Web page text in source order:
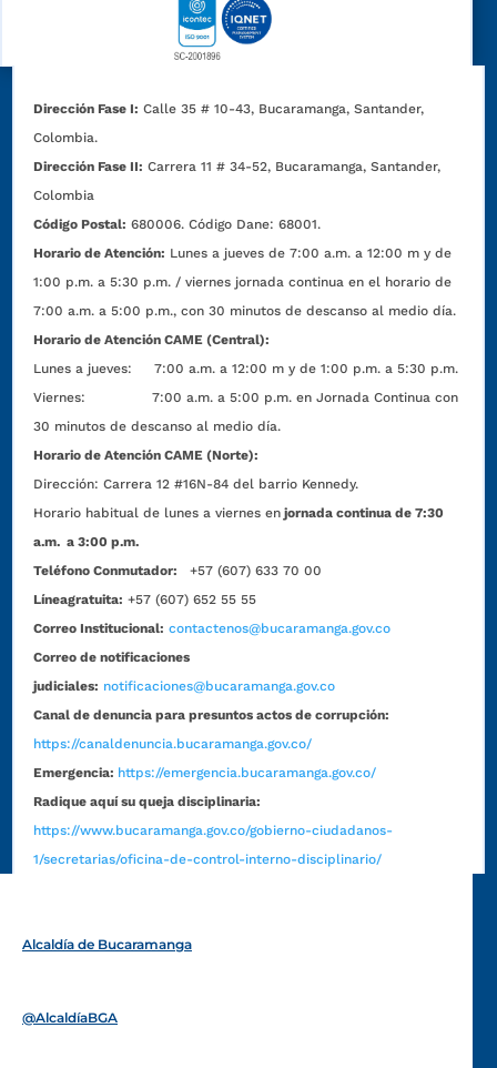
Dirección Fase I: Calle 35 # 10-43, Bucaramanga, Santander,
Colombia.
Dirección Fase II: Carrera 11 # 34-52, Bucaramanga, Santander,
Colombia
Código Postal: 680006. Código Dane: 68001.
Horario de Atención: Lunes a jueves de 7:00 a.m. a 12:00 m y de
1:00 p.m. a 5:30 p.m. / viernes jornada continua en el horario de
7:00 a.m. a 5:00 p.m., con 30 minutos de descanso al medio día.
Horario de Atención CAME (Central):
Lunes a jueves: 7:00 a.m. a 12:00 m y de 1:00 p.m. a 5:30 p.m.
Viernes: 7:00 a.m. a 5:00 p.m. en Jornada Continua con
30 minutos de descanso al medio día.
Horario de Atención CAME (Norte):
Dirección:Carrera 12 #16N-84 del barrio Kennedy.
Horario habitual de lunes a viernes en jornada continua de 7:30
a.m. a 3:00 p.m.
Teléfono Conmutador:
+57 (607) 633 70 00
Líneagratuita: +57 (607) 652 55 55
Correo Institucional: contactenos@bucaramanga.gov.co
Correo de notificaciones
judiciales: notificaciones@bucaramanga.gov.co
Canal de denuncia para presuntos actos de corrupción:
https://canaldenuncia.bucaramanga.gov.co/
Emergencia: https://emergencia.bucaramanga.gov.co/
Radique aquí su queja disciplinaria:
https://www.bucaramanga.gov.co/gobierno-ciudadanos-
1/secretarias/oficina-de-control-interno-disciplinario/
Alcaldía de Bucaramanga
@AlcaldíaBGA